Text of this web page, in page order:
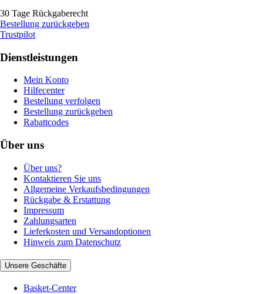
30 Tage Rückgaberecht
Bestellung zurückgeben
Trustpilot
Dienstleistungen
Mein Konto
Hilfecenter
Bestellung verfolgen
Bestellung zurückgeben
Rabattcodes
Über uns
Über uns?
Kontaktieren Sie uns
Allgemeine Verkaufsbedingungen
Rückgabe & Erstattung
Impressum
Zahlungsarten
Lieferkosten und Versandoptionen
Hinweis zum Datenschutz
Unsere Geschäfte
Basket-Center